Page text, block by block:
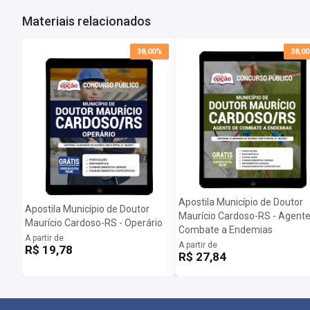
Dúvidas Frequentes:
Posso imprimir a apostila digital?
Sim, basta você fazer o download e imprimir.
Quando poderei acessar minha apostila digital?
Assim que o pagamento for confirmado, você receberá um e-
Importante: caso a apostila esteja em PRÉ-VENDA o arquivo
Materiais relacionados
38,00%
Apostila Município de Doutor
Maurício Cardoso-RS - Operário
A partir de
R$ 19,78
Apostila Município de Doutor
Maurício Cardoso-RS -
Combate a Endemias
A partir de
R$ 27,84